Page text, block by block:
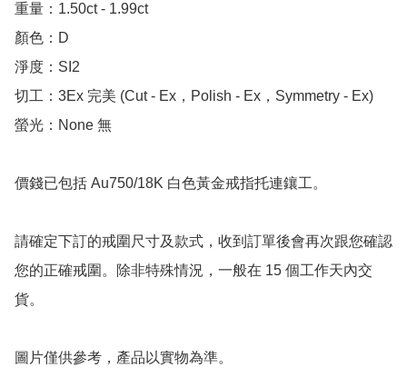
重量：1.50ct - 1.99ct
顏色：D
淨度：SI2
切工：3Ex 完美 (Cut - Ex，Polish - Ex，Symmetry - Ex)
螢光：None 無
價錢已包括 Au750/18K 白色黃金戒指托連鑲工。
請確定下訂的戒圍尺寸及款式，收到訂單後會再次跟您確認
您的正確戒圍。除非特殊情況，一般在 15 個工作天內交
貨。
圖片僅供參考，產品以實物為準。